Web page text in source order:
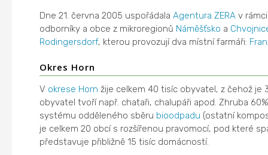
Dne 21. června 2005 uspořádala Agentura ZERAv rámci
odborníky a obce z mikroregionů Náměšťsko a
Rodingersdorf, kterou provozují dva místní farmáři:
Okres Horn
V okrese Horn žije celkem 40 tisíc obyvatel, z čehož
obyvatel tvoří např. chataři, chalupáři apod. Zhruba
systému odděleného sběru bioodpadu (ostatní
je celkem 20 obcí s rozšířenou pravomocí, pod které
představuje přibližně 15 tisíc domácností.